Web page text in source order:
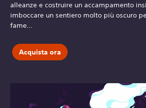
alleanze e costruire un accampamento
imboccare un sentiero molto più oscuro
fame...
Acquista ora